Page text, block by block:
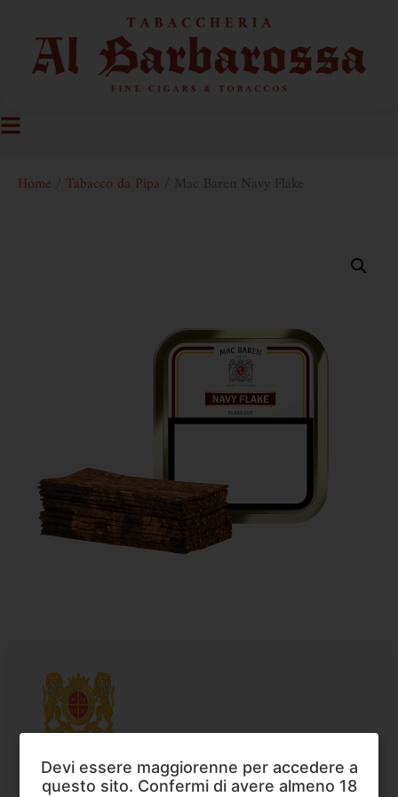
Home Tabacco da Pipa / Mac Baren Navy Flake
Mac Baren,Tabacco da Pipa
Devi essere maggiorenne per accedere a
questo sito. Confermi di avere almeno 18